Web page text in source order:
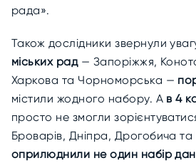
рада».
Також дослідники звернули
міських рад— Запоріжжя,
Харкова та Чорноморська —
містили жодного набору. А в 4
просто не змогли
Броварів, Дніпра, Дрогобича
оприлюднили не один набір